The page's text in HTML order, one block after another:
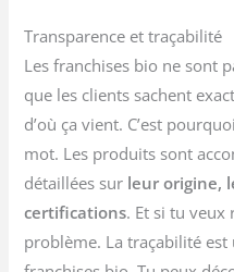
Transparence et traçabilité
Les franchises bio ne sont
que les clients sachent
d’où ça vient. C’est
mot. Les produits sont
détaillées sur leur origine,
certifications. Et si tu veux
problème. La traçabilité